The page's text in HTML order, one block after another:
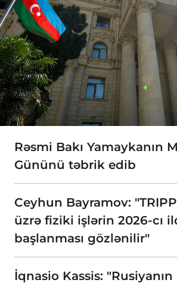
Rəsmi Bakı Yamaykanın
Gününü təbrik edib
Ceyhun Bayramov:
üzrə fiziki işlərin 2026-cı
başlanması gözlənilir"
İqnasio Kassis: